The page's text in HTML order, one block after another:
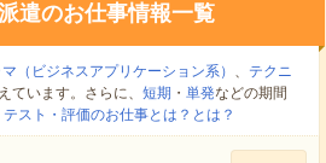
遣のお仕事情報一覧
（ビジネスアプリケーション系） 、
テクニ
ています。さらに、 短期 ・ 単発などの期間
テスト・評価のお仕事とは？とは？